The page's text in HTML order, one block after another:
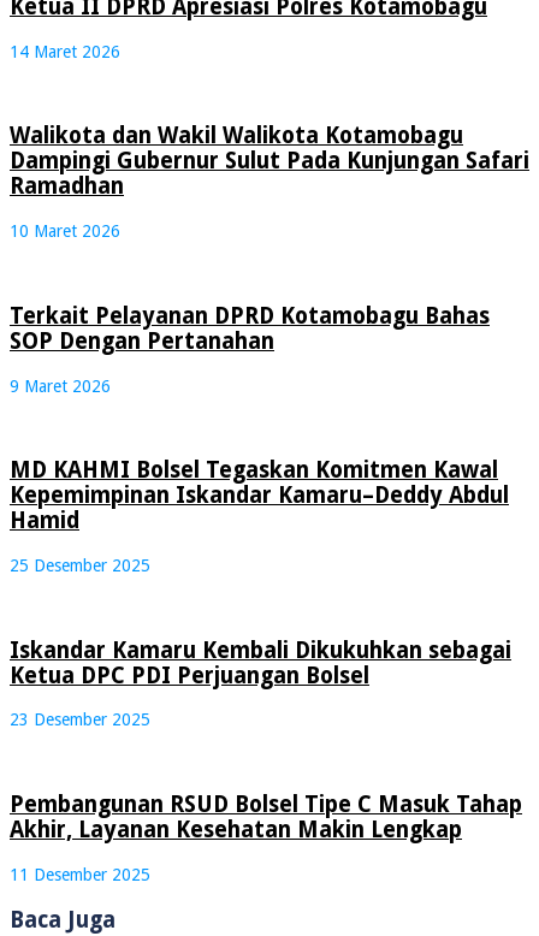
Ketua II DPRD Apresiasi Polres Kotamobagu
14 Maret 2026
Walikota dan Wakil Walikota Kotamobagu
Dampingi Gubernur Sulut Pada Kunjungan Safari
Ramadhan
10 Maret 2026
Terkait Pelayanan DPRD Kotamobagu Bahas
SOP Dengan Pertanahan
9 Maret 2026
MD KAHMI Bolsel Tegaskan Komitmen Kawal
Kepemimpinan Iskandar Kamaru–Deddy Abdul
Hamid
25 Desember 2025
Iskandar Kamaru Kembali Dikukuhkan sebagai
Ketua DPC PDI Perjuangan Bolsel
23 Desember 2025
Pembangunan RSUD Bolsel Tipe C Masuk Tahap
Akhir, Layanan Kesehatan Makin Lengkap
11 Desember 2025
Baca Juga